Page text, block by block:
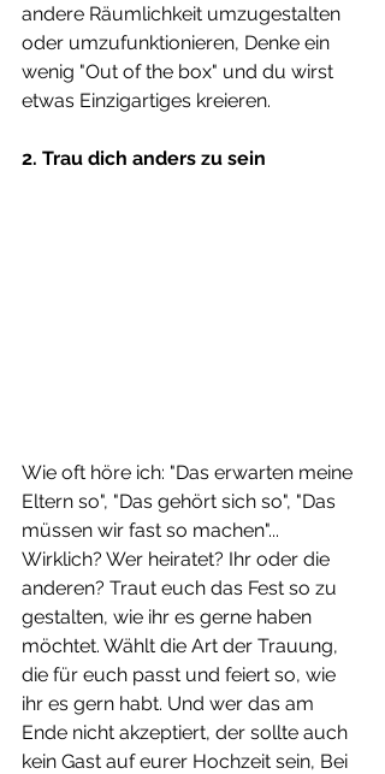
andere Räumlichkeit umzugestalten
oder umzufunktionieren, Denke ein
wenig "Out of the box" und du wirst
etwas Einzigartiges kreieren.
2. Trau dich anders zu sein
Wie oft höre ich: "Das erwarten meine
Eltern so", "Das gehört sich so", "Das
müssen wir fast so machen"...
Wirklich? Wer heiratet? Ihr oder die
anderen? Traut euch das Fest so zu
gestalten, wie ihr es gerne haben
möchtet. Wählt die Art der Trauung,
die für euch passt und feiert so, wie
ihr es gern habt. Und wer das am
Ende nicht akzeptiert, der sollte auch
kein Gast auf eurer Hochzeit sein, Bei